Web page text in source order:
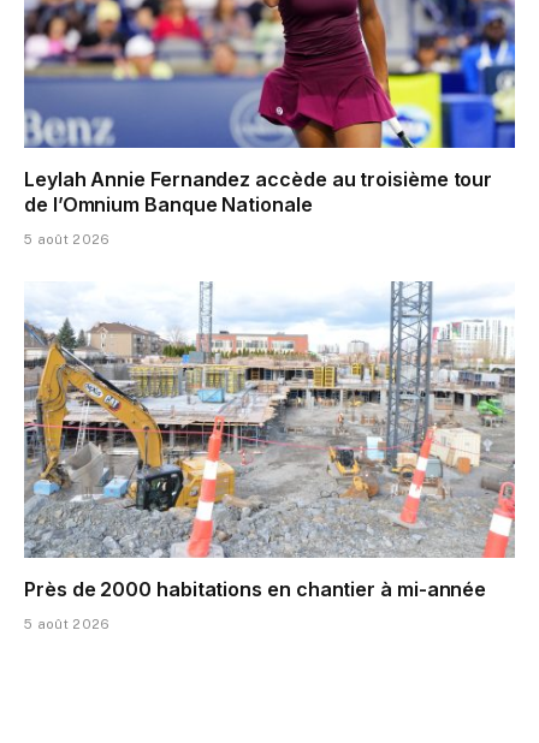
Leylah Annie Fernandez accède au troisième tour
de l’Omnium Banque Nationale
5 août 2026
Près de 2000 habitations en chantier à mi-année
5 août 2026